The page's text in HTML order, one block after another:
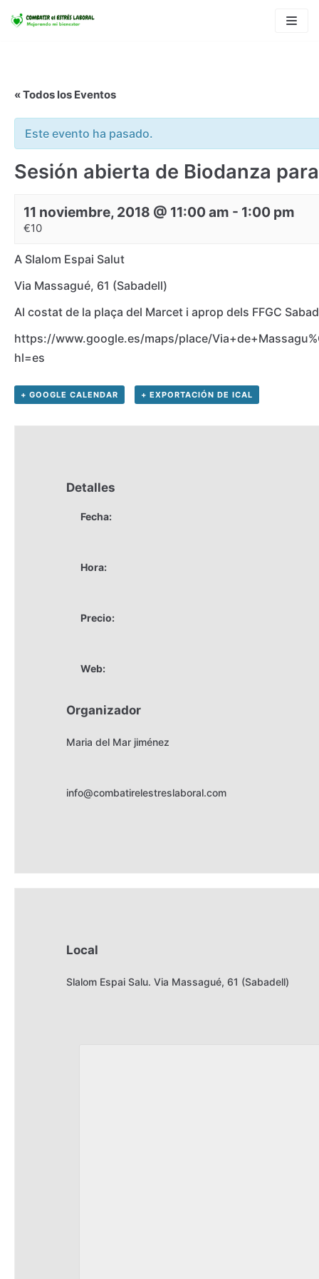
Saltar
« Todos los Eventos
Este evento ha pasado.
Sesión abierta de Biodanza
11 noviembre, 2018 @ 11:00 am - 1:00 pm
€10
A Slalom Espai Salut
Via Massagué, 61 (Sabadell)
Al costat de la plaça del Marcet i aprop dels FFGC
https://www.google.es/maps/place/
hl=es
+ GOOGLE CALENDAR + EXPORTACIÓN DE ICAL
Detalles
Fecha:
Hora:
Precio:
Web:
Organizador
Maria del Mar jiménez
info@combatirelestreslaboral.com
Local
Slalom Espai Salu. Via Massagué, 61 (Sabadell)